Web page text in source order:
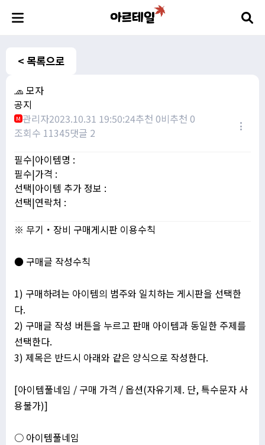
< 목록으로
🧢 모자
공지
M 관리자2023.10.31 19:50:24추천 0비추천 0
조회수 11345댓글 2
필수|아이템명 :
필수|가격 :
선택|아이템 추가 정보 :
선택|연락처 :
※ 무기・장비 구매게시판 이용수칙
● 구매글 작성수칙
1) 구매하려는 아이템의 범주와 일치하는 게시판을 선택한
다.
2) 구매글 작성 버튼을 누르고 판매 아이템과 동일한 주제를
선택한다.
3) 제목은 반드시 아래와 같은 양식으로 작성한다.
[아이템풀네임 / 구매 가격 / 옵션(자유기제. 단, 특수문자 사
용불가)]
○ 아이템풀네임